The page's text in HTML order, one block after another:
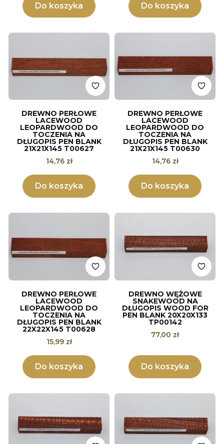
Do koszyka Do koszyka
DREWNO PERŁOWE
LACEWOOD
LEOPARDWOOD DO
TOCZENIA NA
DŁUGOPIS PEN BLANK
21X21X145 T00627
Cena
14,76 zł
Do koszyka
DREWNO PERŁOWE
LACEWOOD
LEOPARDWOOD DO
TOCZENIA NA
DŁUGOPIS PEN BLANK
21X21X145 T00630
Cena
14,76 zł
Do koszyka
DREWNO PERŁOWE
LACEWOOD
LEOPARDWOOD DO
TOCZENIA NA
DŁUGOPIS PEN BLANK
22X22X145 T00628
Cena
15,99 zł
Do koszyka
DREWNO WĘŻOWE
SNAKEWOOD NA
DŁUGOPIS WOOD FOR
PEN BLANK 20X20X133
TP00142
Cena
77,00 zł
Do koszyka